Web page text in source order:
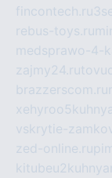
fincontech.ru
rebus-toys.ru
medsprawo-4-
zajmy24.ru
brazzerscom.ru
vskrytie-
zed-online.ru